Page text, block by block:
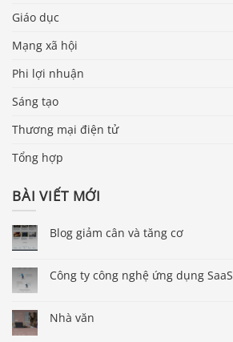
Giáo dục
Mạng xã hội
Phi lợi nhuận
Sáng tạo
Thương mại điện tử
Tổng hợp
BÀI VIẾT MỚI
Blog giảm cân và tăng cơ
Công ty công nghệ ứng dụng SaaS
Nhà văn